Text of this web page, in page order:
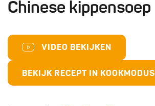
Chinese kippensoep
VIDEO BEKIJKEN
BEKIJK RECEPT IN KOOKMODUS